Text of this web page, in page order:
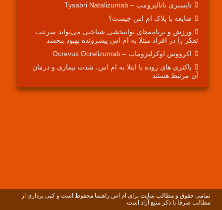
تایسبری ناتالیزومب – Tysabri Natalizumab
ضایعه یا پلاک ام اس چیست؟
ورزش و برنامه‌های توانبخشی شناختی می‌تواند سرعت
تفکر را در افراد مبتلا به ام اس پیشرونده بهبود ببخشد
اکرووس اوکرلیزوماب – Ocrevus Ocrelizumab
باکتری های روده با ابتلا به ام اس، شدت بیماری و درمان
آن مرتبط هستند
حقوق و مطالب سایت برای ام اس راهنما محفوظ است و کپی برداری از
صرفا با ذکر منبع آزاد است.